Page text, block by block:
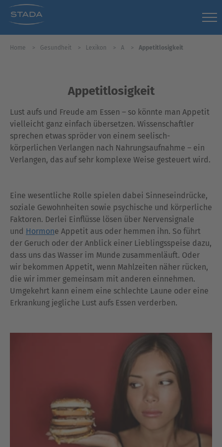
Home Gesundheit Lexikon A Appetitlosigkeit
Appetitlosigkeit
Lust aufs und Freude am Essen – so könnte man Appetit
vielleicht ganz einfach übersetzen. Wissenschaftler
sprechen etwas spröder von einem seelisch-
körperlichen Verlangen nach Nahrungsaufnahme – ein
Verlangen, das auf sehr komplexe Weise gesteuert wird.
Eine wesentliche Rolle spielen dabei Sinneseindrücke,
soziale Gewohnheiten sowie psychische und körperliche
Faktoren. Derlei Einflüsse lösen über Nervensignale
und Hormone Appetit aus oder hemmen ihn. So führt
der Geruch oder der Anblick einer Lieblingsspeise dazu,
dass uns das Wasser im Munde zusammenläuft. Oder
wir bekommen Appetit, wenn Mahlzeiten näher rücken,
die wir immer gemeinsam mit anderen einnehmen.
Umgekehrt kann einem eine schlechte Laune oder eine
Erkrankung jegliche Lust aufs Essen verderben.